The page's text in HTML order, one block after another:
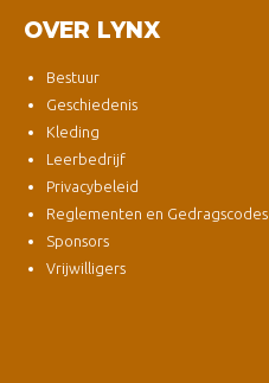
OVER LYNX
Bestuur
Geschiedenis
Kleding
Leerbedrijf
Privacybeleid
Reglementen en Gedragscodes
Sponsors
Vrijwilligers